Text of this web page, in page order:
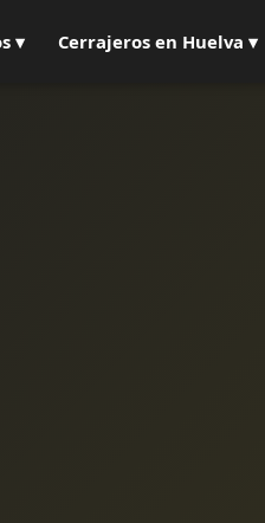
▾ Cerrajeros en Huelva ▾